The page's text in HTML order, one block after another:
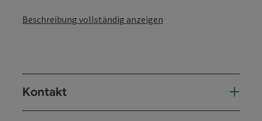
Beschreibung vollständig anzeigen
Kontakt